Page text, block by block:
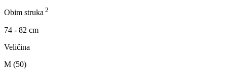
Obim struka 2
74 - 82 cm
Veličina
M (50)